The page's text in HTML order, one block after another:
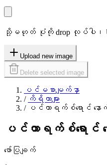
သို့မဟုတ် ပုံကို drop လုပ်ပါ၊
Upload new image
Delete selected image
ပင်မစာမျက်နှာ
/ ကိရိယာများ
/
ပင်တာရက်စ်ရောင် နေ
ပင်တာရက်စ်ရောင်
ဖော်ပြချက်